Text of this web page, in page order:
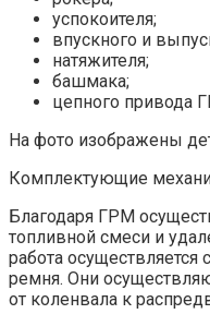
успокоителя;
впускного и
натяжителя;
башмака;
цепного привода
На фото изображены
Комплектующие
Благодаря ГРМ
топливной смеси и
работа
ремня. Они
от коленвала к